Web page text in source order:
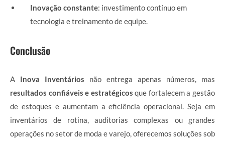
Inovação constante: investimento contínuo em
tecnologia e treinamento de equipe.
Conclusão
A Inova Inventários não entrega apenas números, mas
resultados confiáveis e estratégicos que fortalecem a gestão
de estoques e aumentam a eficiência operacional. Seja em
inventários de rotina, auditorias complexas ou grandes
operações no setor de moda e varejo, oferecemos soluções sob